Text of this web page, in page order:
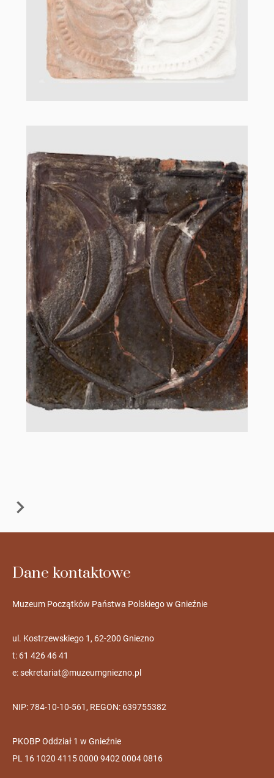
Dane kontaktowe
Muzeum Początków Państwa Polskiego w Gnieźnie
ul. Kostrzewskiego 1, 62-200 Gniezno
t: 61 426 46 41
e:sekretariat@muzeumgniezno.pl
NIP: 784-10-10-561, REGON: 639755382
PKOBP Oddział 1 w Gnieźnie
PL 16 1020 4115 0000 9402 0004 0816